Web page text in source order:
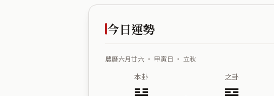
今日運勢
農曆六月廿六 ・ 甲寅日 ・ 立秋
本卦 之卦